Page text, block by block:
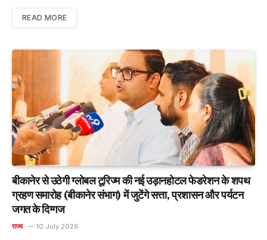
READ MORE
बीकानेर से उठेगी ग्लोबल टूरिज्म की नई उड़ानहोटल फेडरेशन के शपथ
ग्रहण समारोह (बीकानेर संभाग) में जुटेंगे सत्ता, प्रशासन और पर्यटन
जगत के दिग्गज
राज्य 10 July 2026